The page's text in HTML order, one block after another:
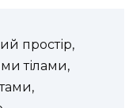
простір,
тілами,